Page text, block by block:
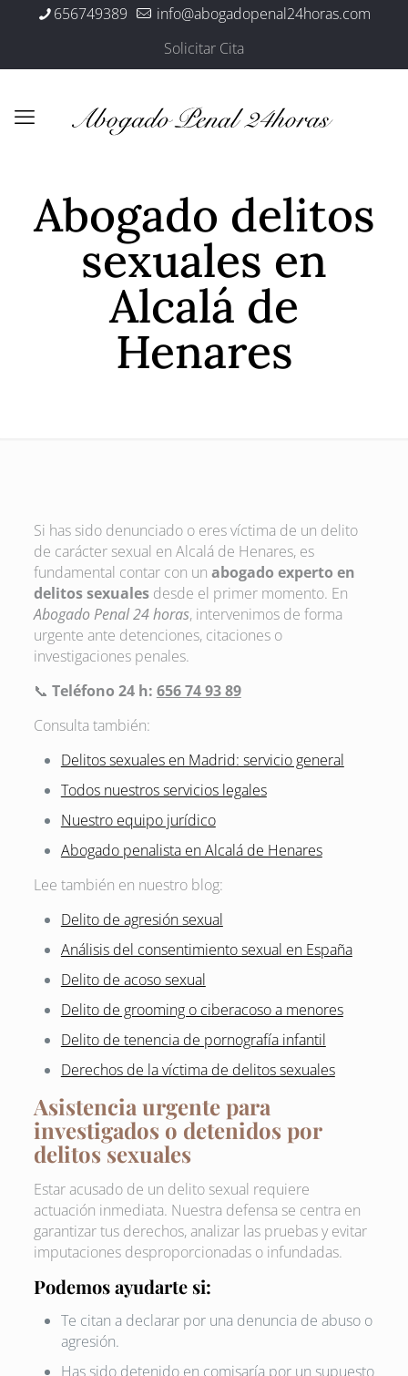
656749389
info@abogadopenal24horas.com
Solicitar Cita
Abogado delitos
sexuales en
Alcalá de
Henares
Si has sido denunciado o eres víctima de un delito
de carácter sexual en Alcalá de Henares, es
fundamental contar con un abogado experto en
delitos sexualesdesde el primer momento. En
Abogado Penal 24 horas, intervenimos de forma
urgente ante detenciones, citaciones o
investigaciones penales.
📞 Teléfono 24 h: 656 74 93 89
Consulta también:
Delitos sexuales en Madrid: servicio general
Todos nuestros servicios legales
Nuestro equipo jurídico
Abogado penalista en Alcalá de Henares
Lee también en nuestro blog:
Delito de agresión sexual
Análisis del consentimiento sexual en España
Delito de acoso sexual
Delito de grooming o ciberacoso a menores
Delito de tenencia de pornografía infantil
Derechos de la víctima de delitos sexuales
Asistencia urgente para
investigados o detenidos por
delitos sexuales
Estar acusado de un delito sexual requiere
actuación inmediata. Nuestra defensa se centra en
garantizar tus derechos, analizar las pruebas y evitar
imputaciones desproporcionadas o infundadas.
Podemos ayudarte si:
Te citan a declarar por una denuncia de abuso o
agresión.
Has sido detenido en comisaría por un supuesto